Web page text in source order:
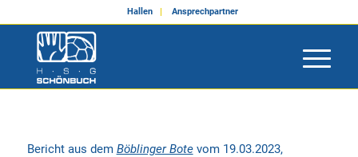
Hallen Ansprechpartner
Bericht aus dem Böblinger Botevom 19.03.2023,